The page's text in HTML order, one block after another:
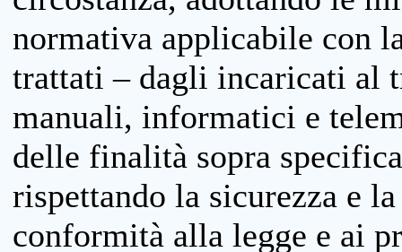
normativa applicabile con
trattati – dagli incaricati al
manuali, informatici e
delle finalità sopra
rispettando la sicurezza e
conformità alla legge e ai